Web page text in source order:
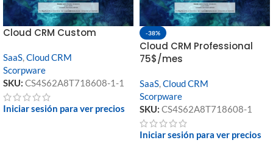
Cloud CRM Custom
SaaS,Cloud CRM
Scorpware
SKU: CS4S62A8T718608-1-1
Iniciar sesión para ver precios
-38%
Cloud CRM Professional
75$/mes
SaaS,Cloud CRM
Scorpware
SKU: CS4S62A8T718608-1
Iniciar sesión para ver precios